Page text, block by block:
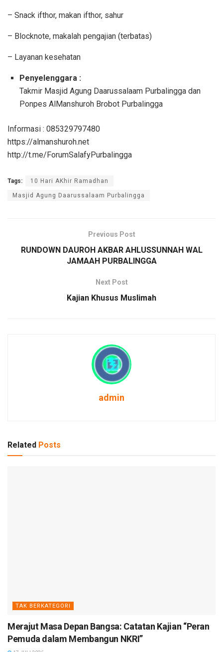
– Snack ifthor, makan ifthor, sahur
– Blocknote, makalah pengajian (terbatas)
– Layanan kesehatan
Penyelenggara :
Takmir Masjid Agung Daarussalaam Purbalingga dan
Ponpes AlManshuroh Brobot Purbalingga
Informasi : 085329797480
https://almanshuroh.net
http://t.me/ForumSalafyPurbalingga
Tags: 10 Hari AKhir Ramadhan
Masjid Agung Daarussalaam Purbalingga
Previous Post
RUNDOWN DAUROH AKBAR AHLUSSUNNAH WAL
JAMAAH PURBALINGGA
Next Post
Kajian Khusus Muslimah
admin
Related Posts
TAK BERKATEGORI
Merajut Masa Depan Bangsa: Catatan Kajian “Peran
Pemuda dalam Membangun NKRI”